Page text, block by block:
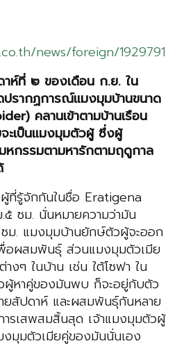
news/foreign/1929791
ห์ที่ ๒ ของเดือน ก.ย. ใน
รากฏการณ์แมงมุมบ้านขนาด
คลานเข้าตามบ้านเรือน
ะเป็นแมงมุมตัวผู้ ซึ่งผู้
หกรรมตามหารักตามฤดูกาล
ที่รู้จักกันในชื่อ Eratigena
ซม. นั่นหมายความว่ามัน
ม. แมงมุมบ้านยักษ์ตัวผู้จะออก
อผสมพันธุ์ ส่วนแมงมุมตัวเมีย
งๆ ในบ้าน เช่น ใต้โซฟา ใน
ผู้หาคู่ของมันพบ ก็จะอยู่กับตัว
ายสัปดาห์ และผสมพันธุ์กันหลาย
รเสพสมสิ้นสุด เจ้าแมงมุมตัวผู้
งมุมตัวเมียคู่ของมันนั่นเอง